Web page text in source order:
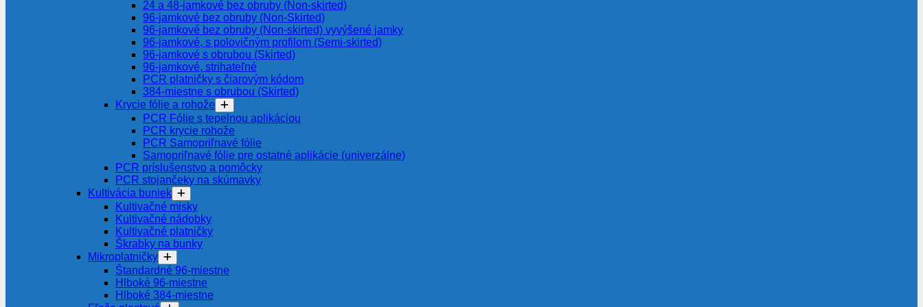
24 a 48-jamkové bez obruby (Non-skirted)
96-jamkové bez obruby (Non-Skirted)
96-jamkové bez obruby (Non-skirted) vyvýšené jamky
96-jamkové, s polovičným profilom (Semi-skirted)
96-jamkové s obrubou (Skirted)
96-jamkové, strihateľné
PCR platničky s čiarovým kódom
384-miestne s obrubou (Skirted)
Krycie fólie a rohože
PCR Fólie s tepelnou aplikáciou
PCR krycie rohože
PCR Samopriľnavé fólie
Samopriľnavé fólie pre ostatné aplikácie (univerzálne)
PCR príslušenstvo a pomôcky
PCR stojančeky na skúmavky
Kultivácia buniek
Kultivačné misky
Kultivačné nádobky
Kultivačné platničky
Škrabky na bunky
Mikroplatničky
Štandardné 96-miestne
Hlboké 96-miestne
Hlboké 384-miestne